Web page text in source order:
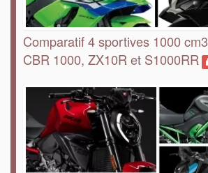
Comparatif 4 sportives 1000
CBR 1000, ZX10R et S1000RR